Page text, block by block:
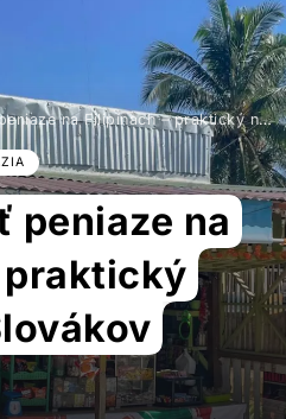
na Filipínach – praktický návod pre Slovákov
peniaze na
praktický